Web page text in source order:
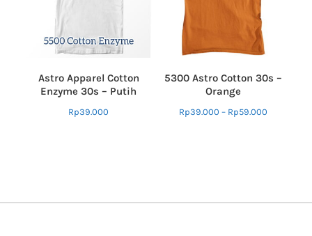
Astro Apparel Cotton
Enzyme 30s – Putih
Rp39.000
5300 Astro Cotton 30s –
Orange
Rp39.000 – Rp59.000